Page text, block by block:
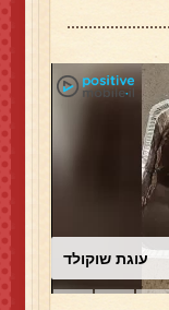
עוגת שוקולד